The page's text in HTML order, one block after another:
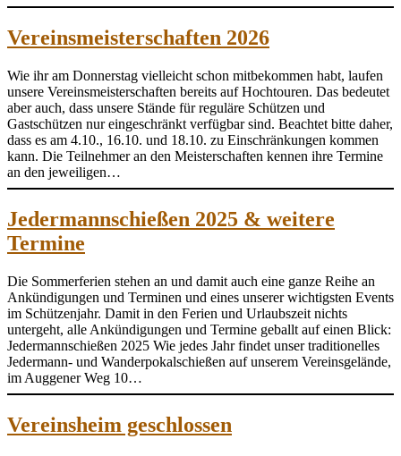
Vereinsmeisterschaften 2026
Wie ihr am Donnerstag vielleicht schon mitbekommen habt, laufen
unsere Vereinsmeisterschaften bereits auf Hochtouren. Das bedeutet
aber auch, dass unsere Stände für reguläre Schützen und
Gastschützen nur eingeschränkt verfügbar sind. Beachtet bitte daher,
dass es am 4.10., 16.10. und 18.10. zu Einschränkungen kommen
kann. Die Teilnehmer an den Meisterschaften kennen ihre Termine
an den jeweiligen…
Jedermannschießen 2025 & weitere
Termine
Die Sommerferien stehen an und damit auch eine ganze Reihe an
Ankündigungen und Terminen und eines unserer wichtigsten Events
im Schützenjahr. Damit in den Ferien und Urlaubszeit nichts
untergeht, alle Ankündigungen und Termine geballt auf einen Blick:
Jedermannschießen 2025 Wie jedes Jahr findet unser traditionelles
Jedermann- und Wanderpokalschießen auf unserem Vereinsgelände,
im Auggener Weg 10…
Vereinsheim geschlossen